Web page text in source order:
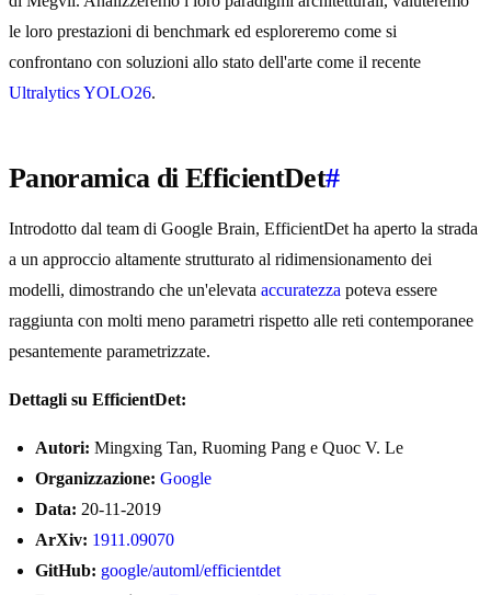
le loro prestazioni di benchmark ed esploreremo come si
confrontano con soluzioni allo stato dell'arte come il recente
Ultralytics YOLO26.
Panoramica di EfficientDet#
Introdotto dal team di Google Brain, EfficientDet ha aperto la strada
a un approccio altamente strutturato al ridimensionamento dei
modelli, dimostrando che un'elevata accuratezza poteva essere
raggiunta con molti meno parametri rispetto alle reti contemporanee
pesantemente parametrizzate.
Dettagli su EfficientDet:
Autori: Mingxing Tan, Ruoming Pang e Quoc V. Le
Organizzazione: Google
Data: 20-11-2019
ArXiv: 1911.09070
GitHub: google/automl/efficientdet